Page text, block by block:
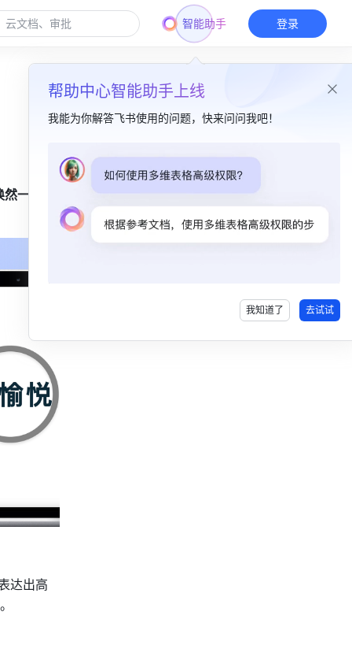
智能助手
帮助中心智能助手上线
我能为你解答飞书使用的问题，快来问问我吧！
我知道了 去试试
登录
一新，
达出高
本篇目录
自定义个人状态，专注 & 效率利器​
新增“全局历史记录”，一键定位近期访问​